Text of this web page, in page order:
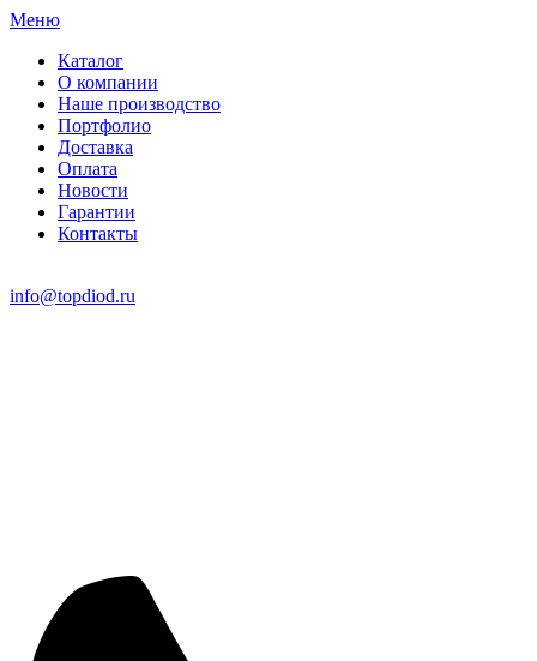
Меню
Каталог
О компании
Наше производство
Портфолио
Доставка
Оплата
Новости
Гарантии
Контакты
info@topdiod.ru